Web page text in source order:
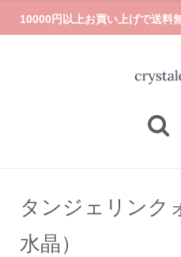
10000円以上お買い上げで送料
タンジェリンク
水晶）